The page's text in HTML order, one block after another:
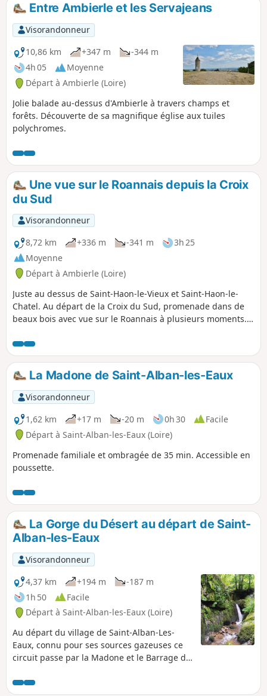
Entre Ambierle et les Servajeans
Visorandonneur
10,86 km
+347 m
-344 m
4h 05
Moyenne
Départ à Ambierle (Loire)
Jolie balade au-dessus d'Ambierle à travers champs et
forêts. Découverte de sa magnifique église aux tuiles
polychromes.
Une vue sur le Roannais depuis la Croix
du Sud
Visorandonneur
8,72 km
+336 m -341 m
3h 25
Moyenne
Départ à Ambierle (Loire)
Juste au dessus de Saint-Haon-le-Vieux et Saint-Haon-le-
Chatel. Au départ de la Croix du Sud, promenade dans de
beaux bois avec vue sur le Roannais à plusieurs moments.
pierreux. La randonnée grimpe un peu sur 1/4 du parcours,
après le demi-tour au hameau tranquille de Combejardin.
Cela reste une promenade accessible aux amateurs, et elle
peut être raccourcie en changeant de chemin. La trace gpx
peut s’avérer utile.
La Madone de Saint-Alban-les-Eaux
Visorandonneur
1,62 km
+17 m -20 m 0h 30
Facile
Départ à Saint-Alban-les-Eaux (Loire)
Promenade familiale et ombragée de 35 min. Accessible en
poussette.
La Gorge du Désert au départ de Saint-
Alban-les-Eaux
Visorandonneur
4,37 km
+194 m
-187 m
1h 50
Facile
Départ à Saint-Alban-les-Eaux (Loire)
Au départ du village de Saint-Alban-Les-
Eaux, connu pour ses sources gazeuses ce
circuit passe par la Madone et le Barrage de
du Désert. Il permet d'accéder à la cascade